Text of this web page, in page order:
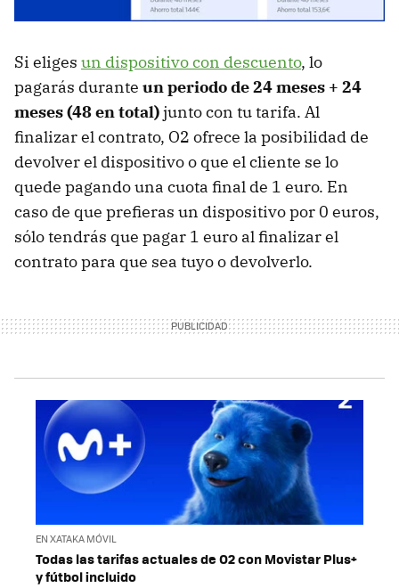
Si eliges un dispositivo con descuento, lo
pagarás durante un periodo de 24 meses + 24
meses (48 en total)junto con tu tarifa. Al
finalizar el contrato, O2 ofrece la posibilidad de
devolver el dispositivo o que el cliente se lo
quede pagando una cuota final de 1 euro. En
caso de que prefieras un dispositivo por 0 euros,
sólo tendrás que pagar 1 euro al finalizar el
contrato para que sea tuyo o devolverlo.
EN XATAKA MÓVIL
Todas las tarifas actuales de O2 con Movistar Plus+
y fútbol incluido